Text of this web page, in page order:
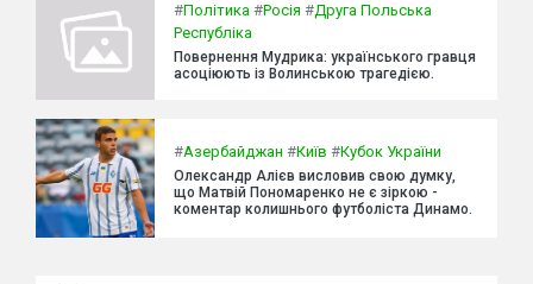
#Політика #Росія #Друга Польська
Республіка
Повернення Мудрика: українського гравця
асоціюють із Волинською трагедією.
#Азербайджан #Київ #Кубок України
Олександр Алієв висловив свою думку,
що Матвій Пономаренко не є зіркою -
коментар колишнього футболіста Динамо.